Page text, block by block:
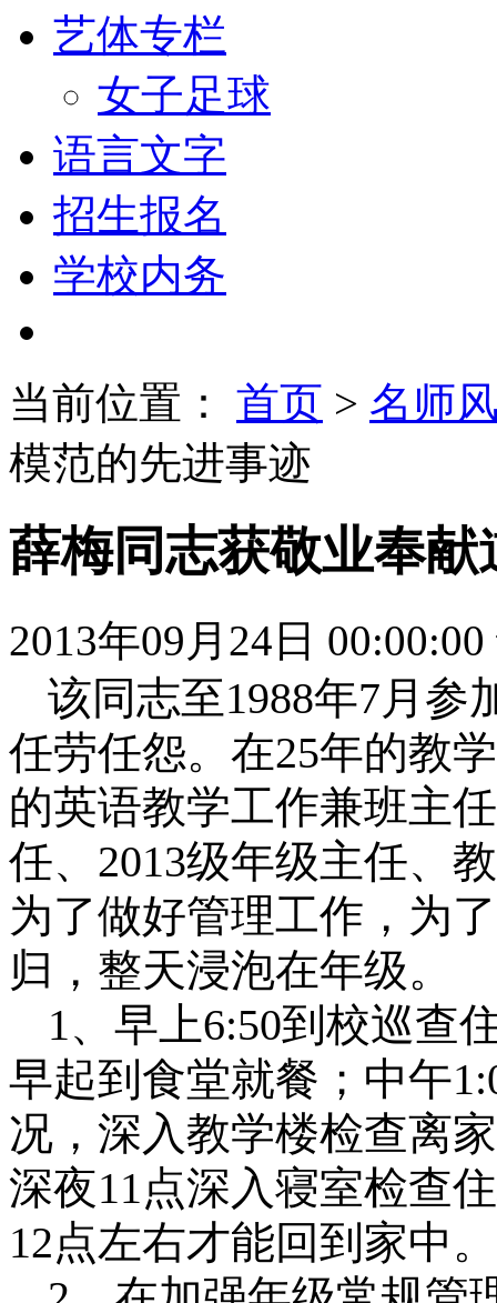
艺体专栏
女子足球
语言文字
招生报名
学校内务
当前位置： 首页 > 名师
模范的先进事迹
薛梅同志获敬业奉
2013年09月24日 00:00:00
该同志至1988年7月参
任劳任怨。在25年的教
的英语教学工作兼班主
任、 2013级年级主任、
为了做好管理工作，为
归，整天浸泡在年级。
1、早上6:50到校巡查
早起到食堂就餐；中午
况，深入教学楼检查离
深夜11点深入寝室检查
12点左右才能回到家中。